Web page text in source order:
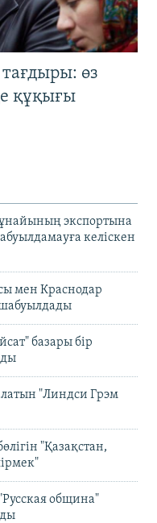
өз
құқығы
экспортына
келіскен
мен Краснодар
базары бір
"Линдси Грэм
"Қазақстан,
община"